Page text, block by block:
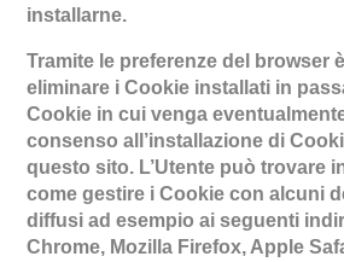
installarne.
Tramite le preferenze del browser
eliminare i Cookie installati in
Cookie in cui venga
consenso all’installazione di
questo sito. L’Utente può trovare
come gestire i Cookie con alcuni
diffusi ad esempio ai seguenti
Chrome, Mozilla Firefox, Apple